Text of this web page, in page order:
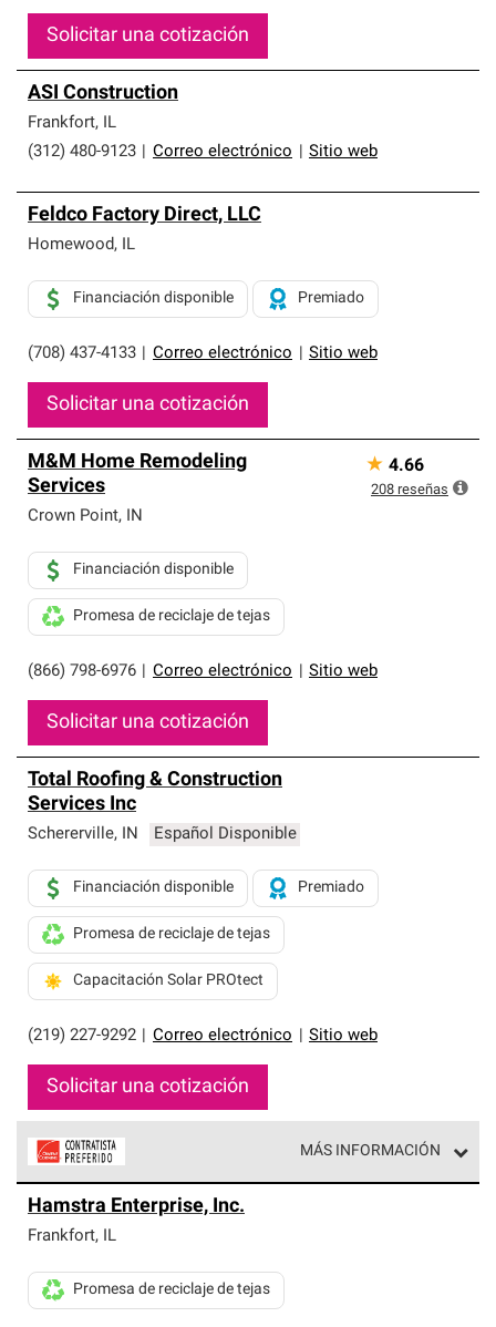
Solicitar una cotización
ASI Construction
Frankfort, IL
(312) 480-9123
Correo electrónico Sitio web
Feldco Factory Direct, LLC
Homewood, IL
(708) 437-4133 Correo electrónico Sitio web
Financiación disponible Premiado
Solicitar una cotización
M&M Home Remodeling
Services
Crown Point, IN
(866) 798-6976 Correo electrónico Sitio web
Financiación disponible
Promesa de reciclaje de tejas
Solicitar una cotización
★ 4.66
208 reseñas
Total Roofing & Construction
Services Inc
Schererville, IN Español Disponible
(219) 227-9292 Correo electrónico Sitio web
Financiación disponible Premiado
Promesa de reciclaje de tejas
Capacitación Solar PROtect
Solicitar una cotización
MÁS INFORMACIÓN
parte de una red exclusiva de profesionales de techos
que cumplen con altos estándares y requisitos estrictos
Hamstra Enterprise, Inc.
Frankfort, IL
Promesa de reciclaje de tejas